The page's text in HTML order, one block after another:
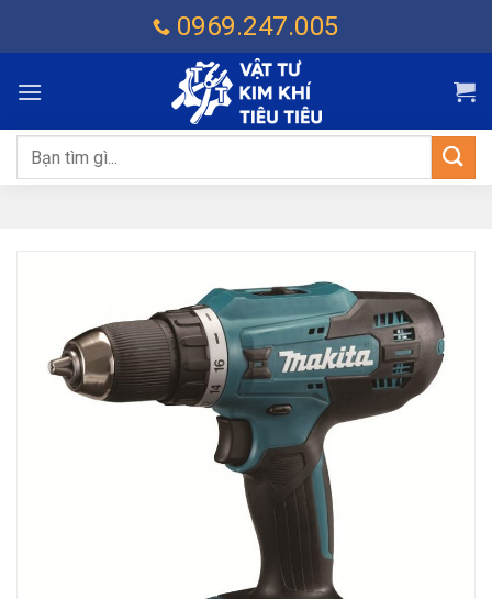
dung
0969.247.005
Tìm
kiếm: